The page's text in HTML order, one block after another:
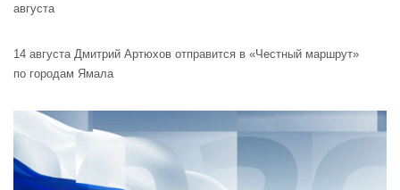
августа
14 августа Дмитрий Артюхов отправится в «Честный маршрут»
по городам Ямала